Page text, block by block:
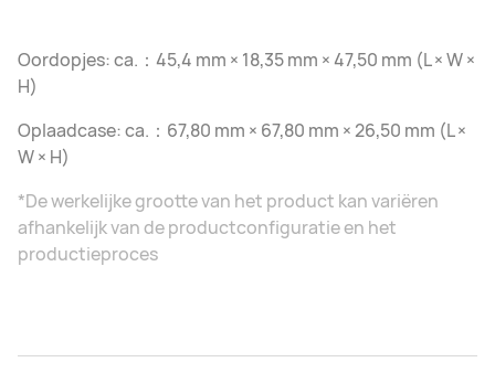
Oordopjes: ca.：45,4 mm × 18,35 mm × 47,50 mm (L × W ×
H)
Oplaadcase: ca.：67,80 mm × 67,80 mm × 26,50 mm (L ×
W × H)
*De werkelijke grootte van het product kan variëren
afhankelijk van de productconfiguratie en het
productieproces